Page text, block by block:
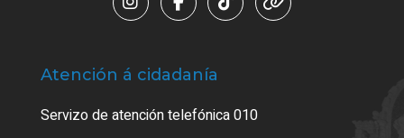
Atención á cidadanía
Servizo de atención telefónica 010